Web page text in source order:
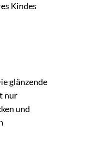
Kindes
glänzende
nur
und